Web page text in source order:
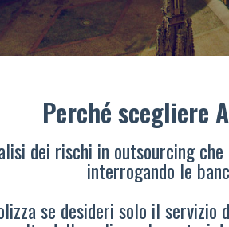
Perché scegliere
dei rischi in outsourcing
interrogando le
se desideri solo il